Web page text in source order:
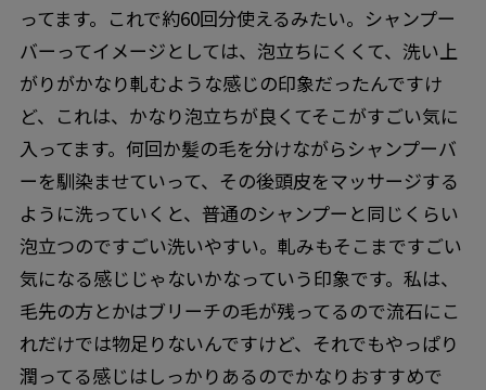
ってます。これで約60回分使えるみたい。シャンプー
バーってイメージとしては、泡立ちにくくて、洗い上
がりがかなり軋むような感じの印象だったんですけ
ど、これは、かなり泡立ちが良くてそこがすごい気に
入ってます。何回か髪の毛を分けながらシャンプーバ
ーを馴染ませていって、その後頭皮をマッサージする
ように洗っていくと、普通のシャンプーと同じくらい
泡立つのですごい洗いやすい。軋みもそこまですごい
気になる感じじゃないかなっていう印象です。私は、
毛先の方とかはブリーチの毛が残ってるので流石にこ
れだけでは物足りないんですけど、それでもやっぱり
潤ってる感じはしっかりあるのでかなりおすすめで